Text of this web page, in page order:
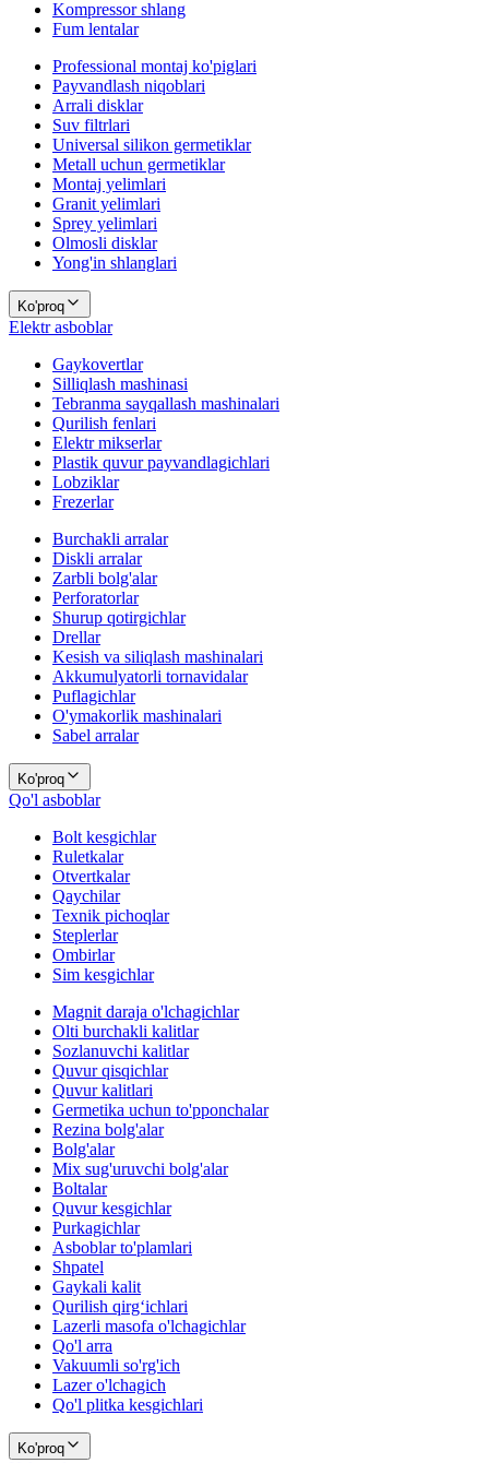
Kompressor shlang
Fum lentalar
Professional montaj ko'piglari
Payvandlash niqoblari
Arrali disklar
Suv filtrlari
Universal silikon germetiklar
Metall uchun germetiklar
Montaj yelimlari
Granit yelimlari
Sprey yelimlari
Olmosli disklar
Yong'in shlanglari
Ko'proq
Elektr asboblar
Gaykovertlar
Silliqlash mashinasi
Tebranma sayqallash mashinalari
Qurilish fenlari
Elektr mikserlar
Plastik quvur payvandlagichlari
Lobziklar
Frezerlar
Burchakli arralar
Diskli arralar
Zarbli bolg'alar
Perforatorlar
Shurup qotirgichlar
Drellar
Kesish va siliqlash mashinalari
Akkumulyatorli tornavidalar
Puflagichlar
O'ymakorlik mashinalari
Sabel arralar
Ko'proq
Qo'l asboblar
Bolt kesgichlar
Ruletkalar
Otvertkalar
Qaychilar
Texnik pichoqlar
Steplerlar
Ombirlar
Sim kesgichlar
Magnit daraja o'lchagichlar
Olti burchakli kalitlar
Sozlanuvchi kalitlar
Quvur qisqichlar
Quvur kalitlari
Germetika uchun to'pponchalar
Rezina bolg'alar
Bolg'alar
Mix sug'uruvchi bolg'alar
Boltalar
Quvur kesgichlar
Purkagichlar
Asboblar to'plamlari
Shpatel
Gaykali kalit
Qurilish qirg‘ichlari
Lazerli masofa o'lchagichlar
Qo'l arra
Vakuumli so'rg'ich
Lazer o'lchagich
Qo'l plitka kesgichlari
Ko'proq